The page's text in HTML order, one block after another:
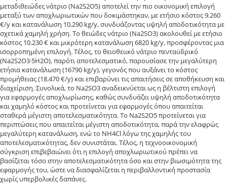
μεταδιθειώδες νάτριο (Na2S2O5) αποτελεί την πιο οικονομική επιλογή
μεταξύ των αποχλωριωτικών που δοκιμάστηκαν, με ετήσιο κόστος 9.260
€/y και κατανάλωση 10.290 kg/y, συνδυάζοντας υψηλή αποδοτικότητα με
σχετικά χαμηλή χρήση. Το θειώδες νάτριο (Na2SO3) ακολουθεί με ετήσιο
κόστος 10.230 € και μικρότερη κατανάλωση 6820 kg/y, προσφέροντας μια
ισορροπημένη επιλογή. Τέλος, το θειοθειικό νάτριο πενταϋδρικό
(Na2S2O3·5H2O), παρότι αποτελεσματικό, παρουσίασε την μεγαλύτερη
ετήσια κατανάλωση (16790 kg/y), γεγονός που αυξάνει το κόστος
προμήθειας (18.470 €/y) και επιβαρύνει τις απαιτήσεις σε αποθήκευση και
διαχείριση. Συνολικά, το Na2SO3 αναδεικνύεται ως η βέλτιστη επιλογή
για εφαρμογές αποχλωρίωσης, καθώς συνδυάζει υψηλή αποδοτικότητα
και χαμηλό κόστος και προτείνεται για εφαρμογές όπου απαιτείται
σταθερά μέγιστη αποτελεσματικότητα. Το Na2S2O5 προτείνεται για
περιπτώσεις που απαιτείται μέγιστη αποδοτικότητα, παρά την ελαφρώς
μεγαλύτερη κατανάλωση, ενώ το NH4Cl λόγω της χαμηλής του
αποτελεσματικότητας, δεν συνιστάται. Τέλος, η τεχνοοικονομική
σύγκριση επιβεβαιώνει ότι η επιλογή αποχλωριωτικού πρέπει να
βασίζεται τόσο στην αποτελεσματικότητα όσο και στην βιωσιμότητα της
εφαρμογής του, ώστε να διασφαλίζεται η περιβαλλοντική προστασία
χωρίς υπερβολικές δαπάνες.